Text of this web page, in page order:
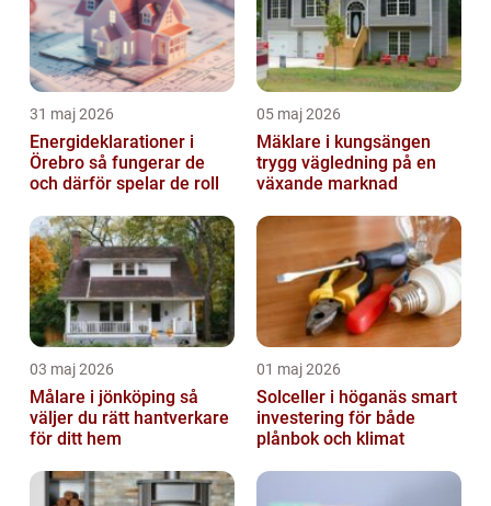
31 maj 2026
Energideklarationer i
Örebro så fungerar de
och därför spelar de roll
05 maj 2026
Mäklare i kungsängen
trygg vägledning på en
växande marknad
03 maj 2026
Målare i jönköping så
väljer du rätt hantverkare
för ditt hem
01 maj 2026
Solceller i höganäs smart
investering för både
plånbok och klimat